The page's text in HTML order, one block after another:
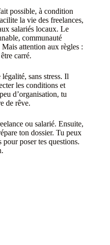
possible, à condition
la vie des freelances,
salariés locaux. Le
communauté
attention aux règles :
carré.
sans stress. Il
les conditions et
d’organisation, tu
de rêve.
ou salarié. Ensuite,
ton dossier. Tu peux
pour poser tes questions.